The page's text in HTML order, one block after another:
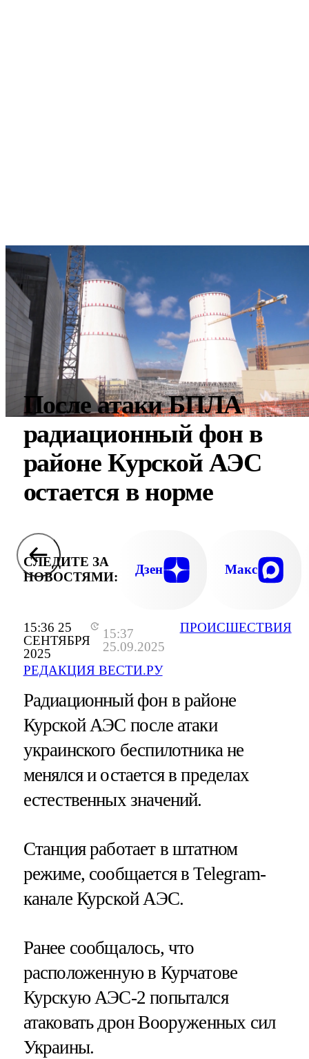
15:36 25
СЕНТЯБРЯ
2025
15:37
25.09.2025
РЕДАКЦИЯ ВЕСТИ.РУ
ПРОИСШЕСТВИЯ
После атаки БПЛА
радиационный фон в
районе Курской АЭС
остается в норме
СЛЕДИТЕ ЗА
НОВОСТЯМИ:
Дзен Макс
Радиационный фон в районе
Курской АЭС после атаки
украинского беспилотника не
менялся и остается в пределах
естественных значений.
Станция работает в штатном
режиме, сообщается в Telegram-
канале Курской АЭС.
Ранее сообщалось, что
расположенную в Курчатове
Курскую АЭС-2 попытался
атаковать дрон Вооруженных сил
Украины.